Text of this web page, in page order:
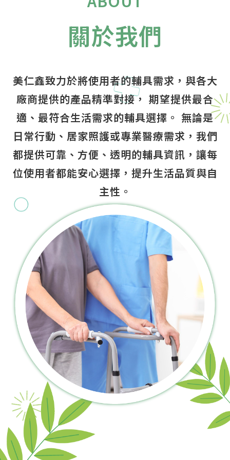
關於我們
美仁鑫致力於將使用者的輔具需求，與各大
廠商提供的產品精準對接， 期望提供最合
適、最符合生活需求的輔具選擇。 無論是
日常行動、居家照護或專業醫療需求，我們
都提供可靠、方便、透明的輔具資訊，讓每
位使用者都能安心選擇，提升生活品質與自
主性。